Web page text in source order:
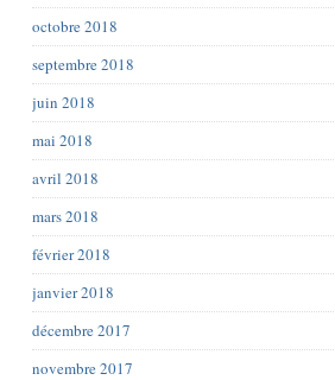
octobre 2018
septembre 2018
juin 2018
mai 2018
avril 2018
mars 2018
février 2018
janvier 2018
décembre 2017
novembre 2017